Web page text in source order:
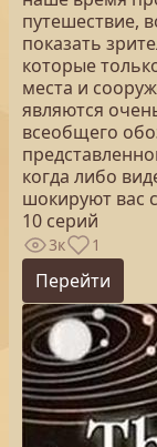
путешествие,
показать
которые
места и
являются
всеобщего
когда либо
шокируют вас
10 серий
3к 1
Перейти